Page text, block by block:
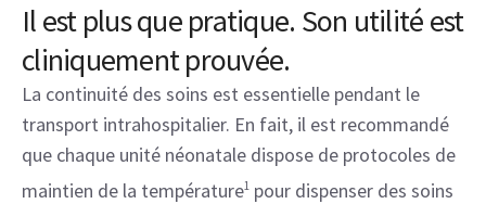
Il est plus que pratique. Son utilité est
cliniquement prouvée.
La continuité des soins est essentielle pendant le
transport intrahospitalier. En fait, il est recommandé
que chaque unité néonatale dispose de protocoles de
maintien de la température1 pour dispenser des soins